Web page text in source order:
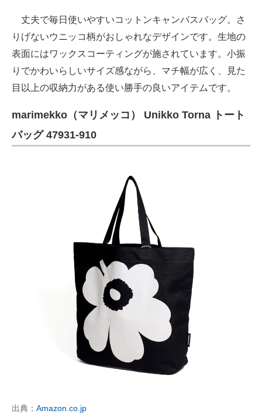
丈夫で毎日使いやすいコットンキャンバスバッグ。さ
りげないウニッコ柄がおしゃれなデザインです。生地の
表面にはワックスコーティングが施されています。小振
りでかわいらしいサイズ感ながら、マチ幅が広く、見た
目以上の収納力がある使い勝手の良いアイテムです。
marimekko（マリメッコ） Unikko Torna トート
バッグ 47931-910
出典： Amazon.co.jp